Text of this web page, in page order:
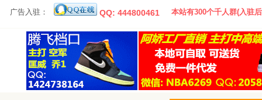
广告入驻： QQ: 444800461 本站有300个千人群(入驻